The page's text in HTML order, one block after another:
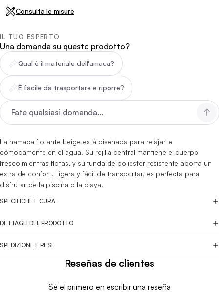
Consulta le misure
IL TUO ESPERTO
Una domanda su questo prodotto?
Qual è il materiale dell'amaca?
È facile da trasportare e riporre?
La hamaca flotante beige está diseñada para relajarte
cómodamente en el agua. Su rejilla central mantiene el cuerpo
fresco mientras flotas, y su funda de poliéster resistente aporta un
extra de confort. Ligera y fácil de transportar, es perfecta para
disfrutar de la piscina o la playa.
SPECIFICHE E CURA
DETTAGLI DEL PRODOTTO
SPEDIZIONE E RESI
Reseñas de clientes
Sé el primero en escribir una reseña